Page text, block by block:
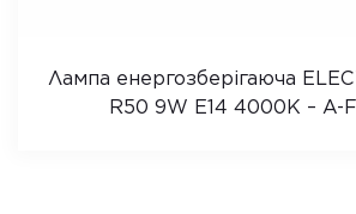
Лампа енергозберігаюча
R50 9W E14 4000K – A-